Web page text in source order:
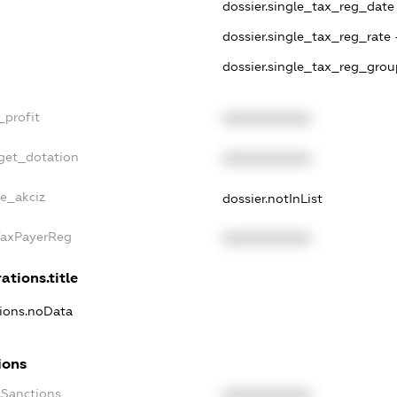
dossier.single_tax_reg_date -
dossier.single_tax_reg_rate
dossier.notInList